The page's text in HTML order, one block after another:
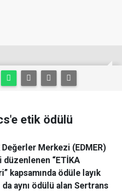
etik ödülü
Merkezi (EDMER)
düzenlenen “ETİKA
kapsamında ödüle layık
aynı ödülü alan Sertrans